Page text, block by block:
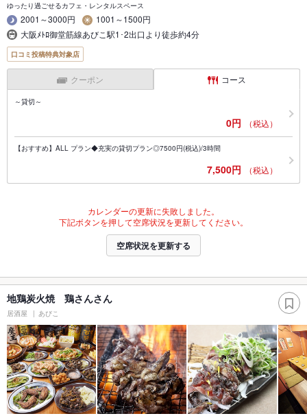
ゆったり過ごせるカフェ・レンタルスペース
2001～3000円
1001～1500円
大阪ﾒﾄﾛ御堂筋線あびこ駅1･2出口より徒歩約4分
口コミ投稿特典対象店
クーポン コース
～貸切～
0円 （税込）
【おすすめ】ALL プラン◆充実の貸切プラン◎7500円(税込)/3時間
7,500円 （税込）
カレンダーの更新に失敗しました。
下記ボタンを押して空席状況を更新してください。
空席状況を更新する
地鶏炭火焼 鶏さんさん
居酒屋 あびこ